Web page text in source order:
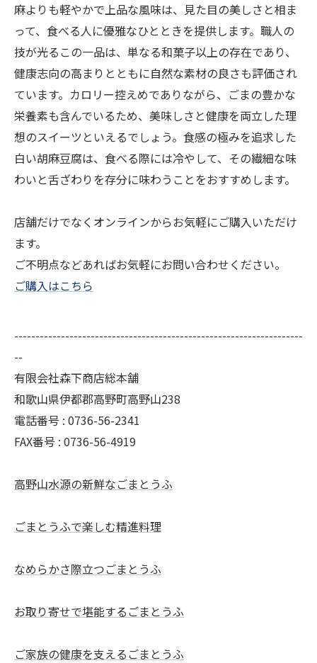
麻よりも軽やかで上品な風味は、見た目の美しさと相ま
って、食べる人に優雅なひとときを提供します。職人の
技が光るこの一品は、単なる和菓子以上の存在であり、
健康志向の高まりとともに自然な素材の良さも評価され
ています。カロリー控えめでありながら、ごまの豊かな
栄養素も含んでいるため、美味しさと健康を両立した理
想のスイーツといえるでしょう。食感の極みを追求した
白い胡麻豆腐は、食べる際には冷やして、その繊細な味
わいと舌ざわりを存分に味わうことをおすすめします。
店舗だけでなくオンラインからお気軽にご購入いただけ
ます。
ご不明点などあればお気軽にお問い合わせください。
ご購入はこちら
--------------------------------------------------------------------
--
有限会社森下商店総本舗
和歌山県伊都郡高野町高野山238
電話番号 : 0736-56-2341
FAX番号 : 0736-56-4919
高野山水源の新鮮なごまとうふ
ごまとうふで楽しむ精進料理
なめらかさ際立つごまとうふ
お取り寄せで堪能するごまとうふ
ご家族の健康を支えるごまとうふ